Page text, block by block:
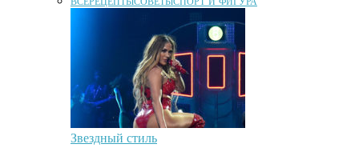
Звездный стиль